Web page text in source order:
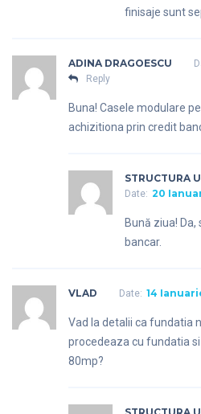
finisaje sunt
ADINA DRAGOESCU
Reply
Buna! Casele modulare
achizitiona prin credit
STRUCTURA
Date: 20
Bună ziua!
bancar.
VLAD Date: 14
Vad la detalii ca fundatia
procedeaza cu fundatia
80mp?